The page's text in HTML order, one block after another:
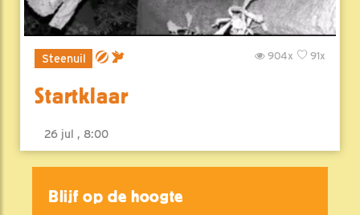
Steenuil 91x
904x
Startklaar
26 jul , 8:00
Blijf op de hoogte